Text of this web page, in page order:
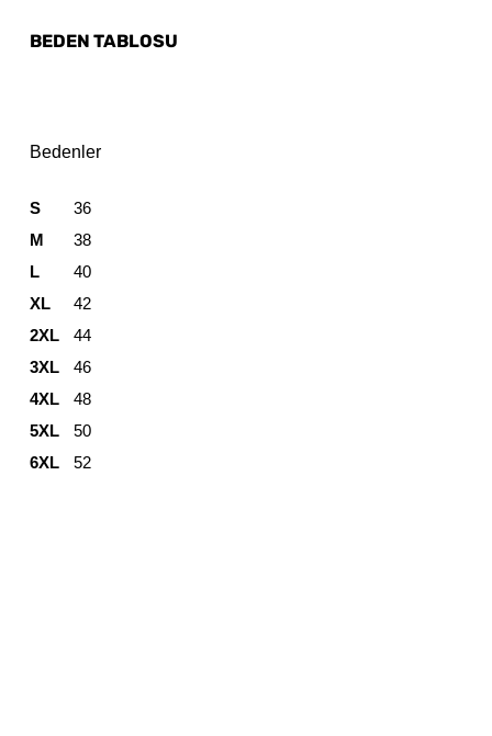
BEDEN TABLOSU
Bedenler
S
36
M
38
L
40
XL
42
2XL
44
3XL
46
4XL
48
5XL
50
6XL
52